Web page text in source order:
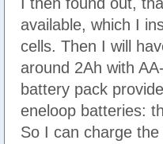
available, which I
cells. Then I will
around 2Ah with
battery pack
eneloop batteries:
So I can charge